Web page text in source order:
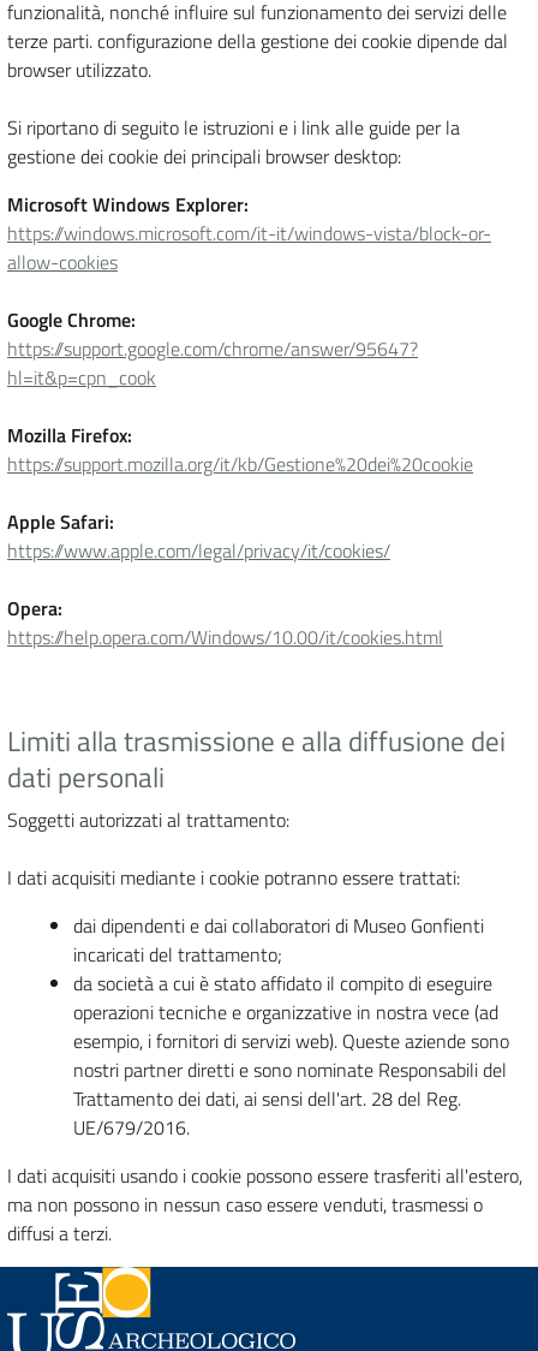
funzionalità, nonché influire sul funzionamento dei servizi delle
terze parti. configurazione della gestione dei cookie dipende dal
browser utilizzato.
Si riportano di seguito le istruzioni e i link alle guide per la
gestione dei cookie dei principali browser desktop:
Microsoft Windows Explorer:
https://windows.microsoft.com/it-it/windows-vista/block-or-
allow-cookies
Google Chrome:
https://support.google.com/chrome/answer/95647?
hl=it&p=cpn_cook
Mozilla Firefox:
https://support.mozilla.org/it/kb/Gestione%20dei%20cookie
Apple Safari:
https://www.apple.com/legal/privacy/it/cookies/
Opera:
https://help.opera.com/Windows/10.00/it/cookies.html
Limiti alla trasmissione e alla diffusione dei
dati personali
Soggetti autorizzati al trattamento:
I dati acquisiti mediante i cookie potranno essere trattati:
dai dipendenti e dai collaboratori di Museo Gonfienti
incaricati del trattamento;
da società a cui è stato affidato il compito di eseguire
operazioni tecniche e organizzative in nostra vece (ad
esempio, i fornitori di servizi web). Queste aziende sono
nostri partner diretti e sono nominate Responsabili del
Trattamento dei dati, ai sensi dell'art. 28 del Reg.
UE/679/2016.
I dati acquisiti usando i cookie possono essere trasferiti all'estero,
ma non possono in nessun caso essere venduti, trasmessi o
diffusi a terzi.